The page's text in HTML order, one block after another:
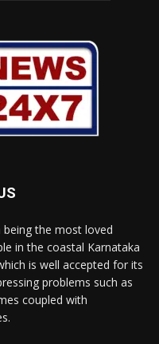
being the most loved
in the coastal Karnataka
is well accepted for its
problems such as
coupled with